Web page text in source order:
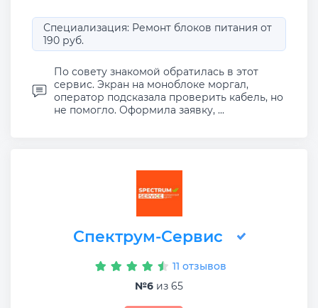
Специализация: Ремонт блоков питания от
190 руб.
По совету знакомой обратилась в этот
сервис. Экран на моноблоке моргал,
оператор подсказала проверить кабель, но
не помогло. Оформила заявку, ...
Спектрум-Сервис
11 отзывов
№6 из 65